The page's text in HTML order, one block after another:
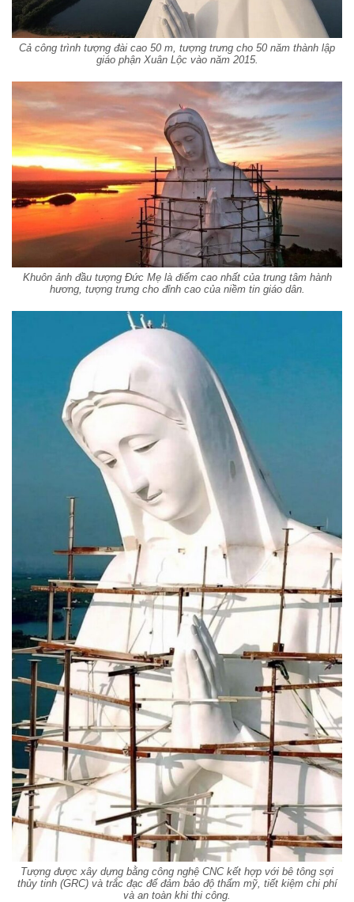
Cả công trình tượng đài cao 50 m, tượng trưng cho 50 năm thành lập
giáo phận Xuân Lộc vào năm 2015.
Khuôn ảnh đầu tượng Đức Mẹ là điểm cao nhất của trung tâm hành
hương, tượng trưng cho đỉnh cao của niềm tin giáo dân.
Tượng được xây dựng bằng công nghệ CNC kết hợp với bê tông sợi
thủy tinh (GRC) và trắc đạc để đảm bảo độ thẩm mỹ, tiết kiệm chi phí
và an toàn khi thi công.